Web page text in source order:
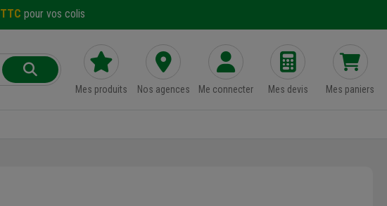
pour vos colis
Mes produits Nos agences Me connecter Mes devis Mes paniers